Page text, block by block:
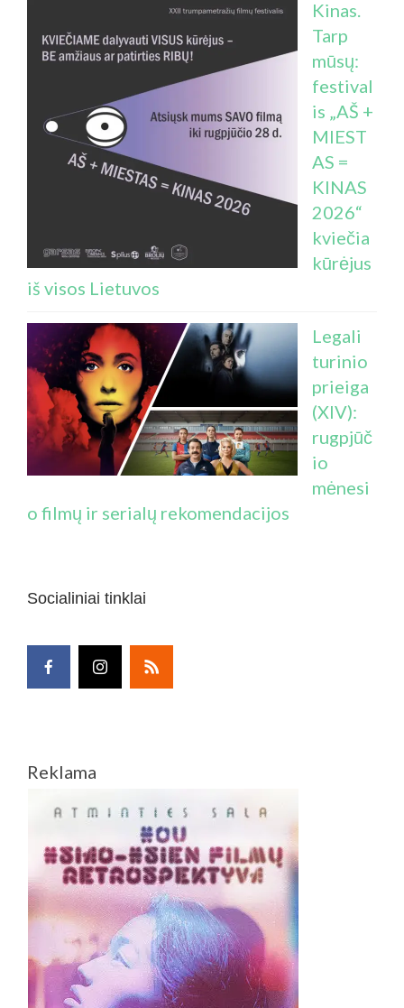
Kinas.
Tarp
mūsų:
festival
is „AŠ +
MIEST
AS =
KINAS
2026“
kviečia
kūrėjus
iš visos Lietuvos
Legali
turinio
prieiga
(XIV):
rugpjūč
io
mėnesi
o filmų ir serialų rekomendacijos
Socialiniai tinklai
Reklama